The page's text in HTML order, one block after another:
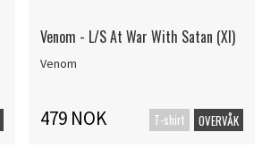
Venom - L/S At War With Satan (Xl)
Venom
479 NOK T-shirt OVERVÅK